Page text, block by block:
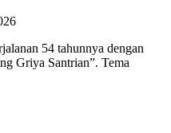
54 tahunnya dengan
Griya Santrian”. Tema